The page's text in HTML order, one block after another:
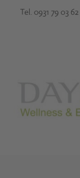
Tel. 0931 79 03